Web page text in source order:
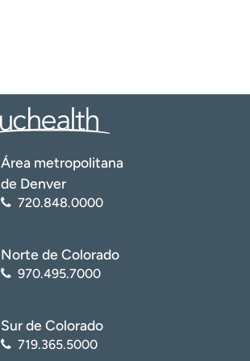
Área metropolitana
de Denver
720.848.0000
Norte de Colorado
970.495.7000
Sur de Colorado
719.365.5000